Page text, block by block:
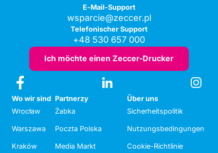
E-Mail-Support
wsparcie@zeccer.pl
Telefonischer Support
+48 530 657 000
Ich möchte einen Zeccer-Drucker
Wo wir sind
Wrocław
Warszawa
Kraków
Partnerzy
Żabka
Poczta Polska
Media Markt
Über uns
Sicherheitspolitik
Nutzungsbedingungen
Cookie-Richtlinie